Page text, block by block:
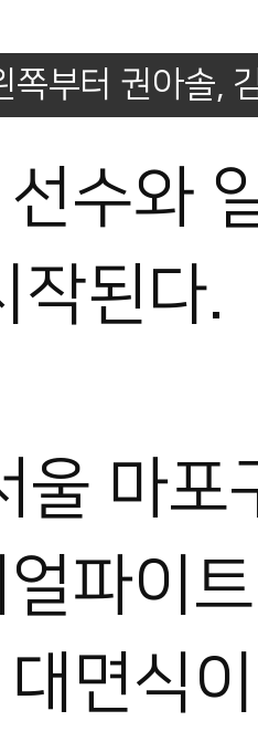
쪽부터 권아솔,
수와
작된다.
울 마포
파이
면식